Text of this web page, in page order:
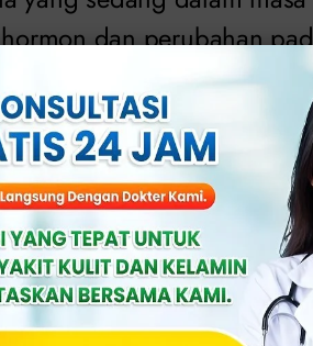
dan perubahan
kondisi tersebut.
yang lebih tinggi
kemih. Faktor-
kateterisasi juga dapat